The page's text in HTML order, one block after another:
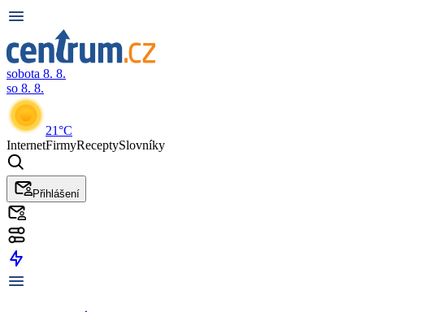
sobota 8. 8.
so 8. 8.
21°C
InternetFirmyReceptySlovníky
Přihlášení